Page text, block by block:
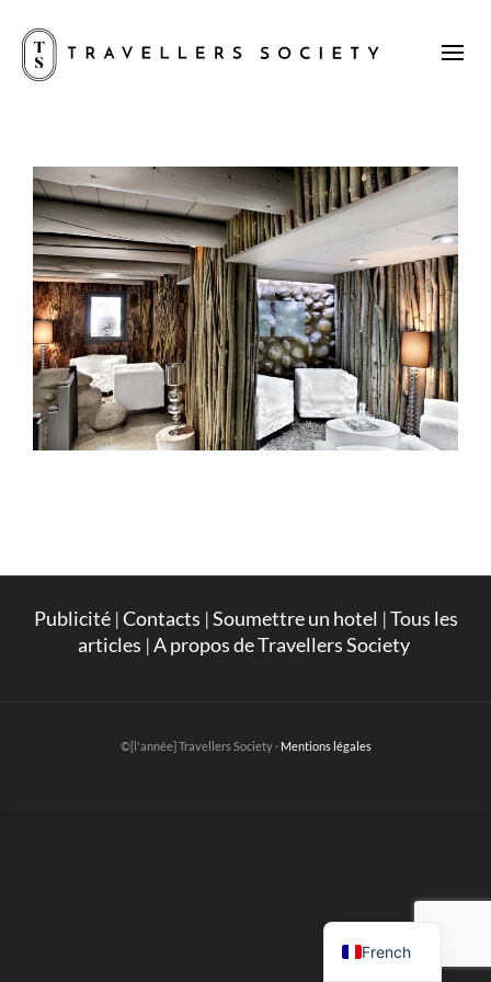
Publicité|Contacts |Soumettre un hotel |Tous les
articles |A propos de Travellers Society
©[l'année] Travellers Society · Mentions légales
French